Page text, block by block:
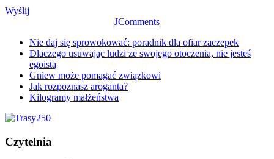
Wyślij
JComments
Nie daj się sprowokować: poradnik dla ofiar zaczepek
Dlaczego usuwając ludzi ze swojego otoczenia, nie jesteś
egoistą
Gniew może pomagać związkowi
Jak rozpoznasz aroganta?
Kilogramy małżeństwa
Czytelnia